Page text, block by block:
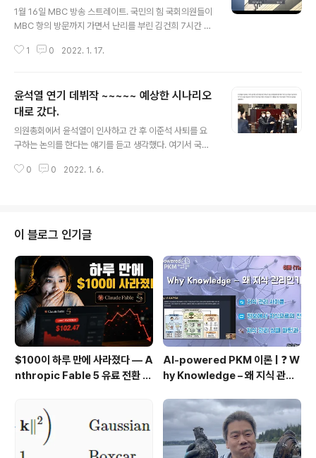
1월 16일 MBC 방송 스트레이트. 국민의 힘 국회의원들이
MBC 항의 방문까지 가면서 난리를 부린 김건희 7시간 통
민의 힘에서 얘기 하듯이 악마 편집으로 선거에 영향을 미
같다는 생각을 더 확신 시켜주는 정도… 그런데 대박은 그
다음 내용인 코리아 디스카운트의 원인인 대한민국 기업의
지배구조 문제, 재벌의 오너리스크 문제를 다룬 것이 대박
이었다. 멸공 외치던 신세계의 정용진. 신세계 주주로 갈 2
천억원을 중간에서 빼 먹어 실질적으로 신세계 주주들에게
그 만큼의 손해를 끼친 놈. 방송에 나온 미국 투자 회사들이
1 0 2022. 1. 17.
윤석열 연기 데뷔작 ~~~~~ 예상한 시나리오
대로 갔다.
의원총회에서 윤석열이 인사하고 간 후 이준석 사퇴를 요
구하는 논의를 한다는 얘기를 듣고 생각했다. 여기서 국민
그 와중에 윤석열이 들어와서 이준석을 끌어안고 가자고
게 얘기하고 자고 일어났더니 (시애틀에 삼) 진짜 그렇게
됐다. 내가 그렇게 생각한 이유는 지금 그동안의 국민의 힘
내분으로 여론의 관심이 100% 국민의 힘으로 쏠려 있었
다. 어차피 이준석은 절대 물러나지 않을 것 같고 당대표와
계속 반목해서는 대선 필패는 물론 지방선거까지 필패 그
렇게 되면 국민의 힘은 정당 해체 밖에 없는 ..
0 0 2022. 1. 6.
이 블로그 인기글
$100이 하루 만에 사라졌다 — A
nthropic Fable 5 유료 전환 사
AI-powered PKM 이론 | ❓ W
hy Knowledge – 왜 지식 관리
보에서 지식으로의 전환, 🛠️ 지식
관리 실패 패턴과 극복